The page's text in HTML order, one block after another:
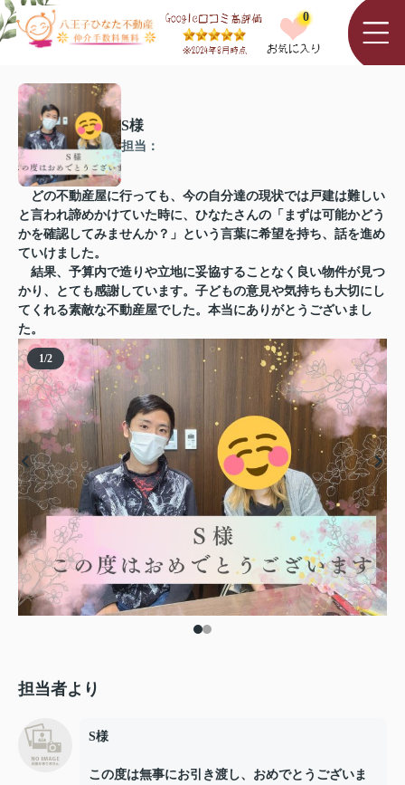
0
S様
担当：
どの不動産屋に行っても、今の自分達の現状では戸建は難しい
と言われ諦めかけていた時に、ひなたさんの「まずは可能かどう
かを確認してみませんか？」という言葉に希望を持ち、話を進め
ていけました。
結果、予算内で造りや立地に妥協することなく良い物件が見つ
かり、とても感謝しています。子どもの意見や気持ちも大切にし
てくれる素敵な不動産屋でした。本当にありがとうございまし
た。
1/2
担当者より
S様
この度は無事にお引き渡し、おめでとうございま